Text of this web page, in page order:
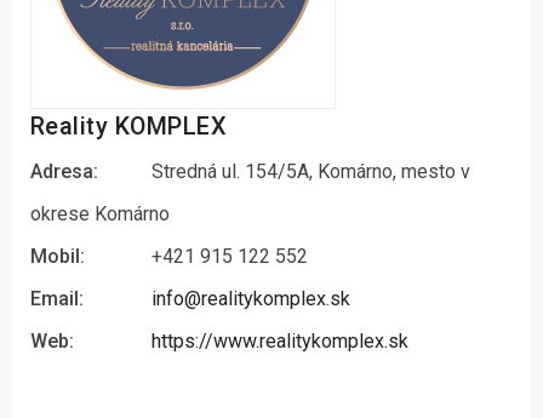
Reality KOMPLEX
Adresa:
Stredná ul. 154/5A, Komárno, mesto v
okrese Komárno
Mobil:
+421 915 122 552
Email:
info@realitykomplex.sk
Web:
https://www.realitykomplex.sk